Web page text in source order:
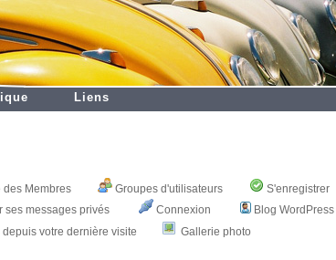
Liens
des Membres Groupes d'utilisateurs
S'enregistrer
ses messages privés Connexion
Blog WordPress
votre dernière visite
Gallerie photo